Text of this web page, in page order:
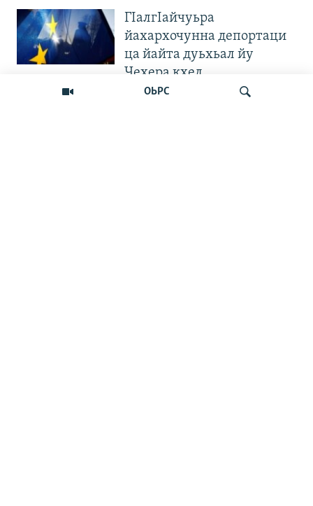
ОЬРС
ГIалгIайчуьра
йахархочунна депортаци
ца йайта дуьхьал йу
Чехера кхел